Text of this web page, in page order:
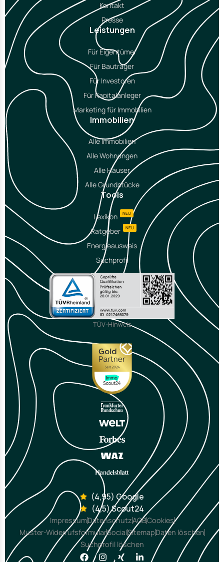
Kontakt
Presse
Leistungen
Für Eigentümer
Für Bauträger
Für Investoren
Für Kapitalanleger
Marketing für Immobilien
Immobilien
Alle Immobilien
Alle Wohnungen
Alle Häuser
Alle Grundstücke
Tools
Lexikon NEU
Ratgeber NEU
Energieausweis
Suchprofil
TÜV-Hinweis
(4,95) Google
(4,5) Scout24
ImpressumDatenschutzAGBCookies
Muster-WiderrufsformularSocialSitemapDaten löschen
Suchprofil löschen